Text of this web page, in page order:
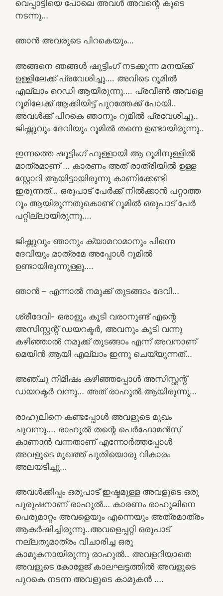
വെപ്പാട്ടിയെ പോലെ അവൾ അവന്റെ കൂടെ
നടന്നു…
ഞാൻ അവരുടെ പിറകെയും…
അങ്ങനെ ഞങ്ങൾ ഷൂട്ടിംഗ് നടക്കുന്ന മനയ്ക്ക്
ഉള്ളിലേക്ക് പ്രവേശിച്ചു…. അവിടെ റൂമിൽ
എല്ലാം റെഡി ആയിരുന്നു…. പ്രവീൺ അവളെ
റൂമിലേക്ക് ആക്കിയിട്ട് പുറത്തേക്ക് പോയി..
അവൾക്ക് പിറകെ ഞാനും റൂമിൽ പ്രവേശിച്ചു..
ജിഷ്ണുവും ദേവിയും റൂമിൽ തന്നെ ഉണ്ടായിരുന്നു..
ഇന്നത്തെ ഷൂട്ടിംഗ് ഫുള്ളായി ആ റൂമിനുള്ളിൽ
മാത്രമാണ്‌ … കാരണം അത് രാത്രിയിൽ ഉള്ള
സ്റ്റോറി ആയിട്ടായിരുന്നു കാണിക്കേണ്ടി
ഇരുന്നത്… ഒരുപാട് പേർക്ക് നിൽക്കാൻ പറ്റാത്ത
റൂം ആയിരുന്നതുകൊണ്ട് റൂമിൽ ഒരുപാട് പേർ
പറ്റില്ലായിരുന്നു….
ജിഷ്ണുവും ഞാനും ക്യാമറാമാനും പിന്നെ
ദേവിയും മാത്രമേ അപ്പോൾ റൂമിൽ
ഉണ്ടായിരുന്നുള്ളൂ….
ഞാൻ – എന്നാൽ നമുക്ക് തുടങ്ങാം ദേവി…
ശ്രീദേവി- ഒരാളും കൂടി വരാനുണ്ട് എന്റെ
അസിസ്റ്റന്റ് ഡയറക്ടർ, അവനും കൂടി വന്നു
കഴിഞ്ഞാൽ നമുക്ക് തുടങ്ങാം എന്ന് അവനാണ്
മെയിൻ ആയി എല്ലാം ഇന്നു ചെയ്യുന്നത്…
അഞ്ചു നിമിഷം കഴിഞ്ഞപ്പോൾ അസിസ്റ്റന്റ്
ഡയറക്ടർ വന്നു… അത് രാഹുൽ ആയിരുന്നു…
രാഹുലിനെ കണ്ടപ്പോൾ അവളുടെ മുഖം
ചുവന്നു…. രാഹുൽ തന്റെ പെർഫോമൻസ്
കാണാൻ വന്നതാണ് എന്നോർത്തപ്പോൾ
അവളുടെ മുഖത്ത് പുതിയൊരു വികാരം
അലയടിച്ചു…
അവൾക്കിപ്പം ഒരുപാട് ഇഷ്ടമുള്ള അവളുടെ ഒരു
പുരുഷനാണ് രാഹുൽ… കാരണം രാഹുലിനെ
പെരുമാറ്റം അവളെയും എന്നെയും അത്രമാത്രം
ആകർഷിച്ചിരുന്നു..അവളെപ്പറ്റി ഒരുപാട്
നല്ലതുമാത്രം വിചാരിച്ച ഒരു
കാമുകനായിരുന്നു രാഹുൽ.. അവളറിയാതെ
അവളുടെ കോളേജ് കാലഘട്ടത്തിൽ അവളുടെ
പുറകെ നടന്ന അവളുടെ കാമുകൻ ….